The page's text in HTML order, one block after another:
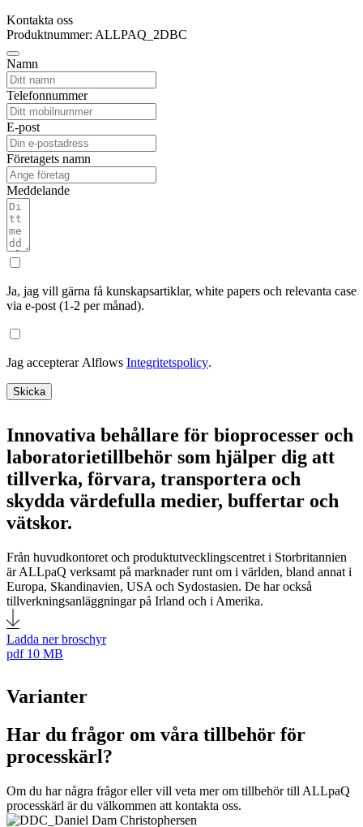
Kontakta oss
Produktnummer: ALLPAQ_2DBC
Namn
Telefonnummer
E-post
Företagets namn
Meddelande
Ja, jag vill gärna få kunskapsartiklar, white papers och relevanta case
via e-post (1-2 per månad).
Jag accepterar Alflows Integritetspolicy.
Skicka
Innovativa behållare för bioprocesser och
laboratorietillbehör som hjälper dig att
tillverka, förvara, transportera och
skydda värdefulla medier, buffertar och
vätskor.
Från huvudkontoret och produktutvecklingscentret i Storbritannien
är ALLpaQ verksamt på marknader runt om i världen, bland annat i
Europa, Skandinavien, USA och Sydostasien. De har också
tillverkningsanläggningar på Irland och i Amerika.
Ladda ner broschyr
pdf 10 MB
Varianter
Har du frågor om våra tillbehör för
processkärl?
Om du har några frågor eller vill veta mer om tillbehör till ALLpaQ
processkärl är du välkommen att kontakta oss.